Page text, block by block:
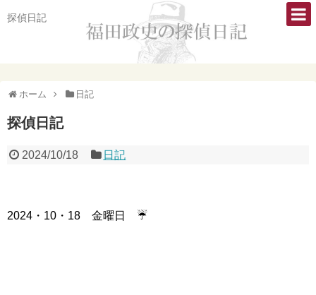
探偵日記
ホーム 日記
探偵日記
2024/10/18 日記
2024・10・18 金曜日 ☔